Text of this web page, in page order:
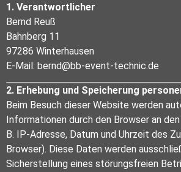
1. Verantwortlicher
Bernd Reuß
Bahnberg 11
97286 Winterhausen
E-Mail: bernd@bb-event-technic.de
2. Erhebung und Speicherung
Beim Besuch dieser Website werden
Informationen durch den Browser an
B. IP-Adresse, Datum und Uhrzeit des
Browser). Diese Daten werden
Sicherstellung eines störungsfreien